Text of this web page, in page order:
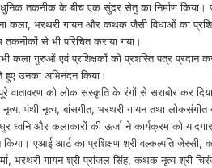
तकनीक के बीच एक सुंदर सेतु का निर्माण किया।
कला, भरथरी गायन और कथक जैसी विधाओं का
से भी परिचित कराया गया।
कला गुरुओं एवं प्रशिक्षकों को प्रशस्ति पत्र प्रदान
हुए उनका अभिनंदन किया।
को लोक संस्कृति के रंगों से सराबोर कर दिया।
पंथी नृत्य, बांसगीत, भरथरी गायन तथा लोकसंगीत
ध्वनि और कलाकारों की ऊर्जा ने कार्यक्रम को यादगार
किया। एआई आर्ट का प्रशिक्षण श्री वल्कल्पति
भरथरी गायन श्री प्रांजल सिंह, कथक नृत्य श्री